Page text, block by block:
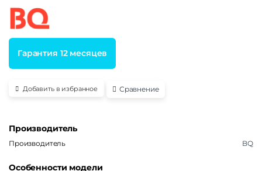
Гарантия 12 месяцев
Добавить в избранное Сравнение
Производитель
Производитель BQ
Особенности модели